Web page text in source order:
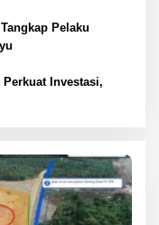
Pelaku
Investasi,